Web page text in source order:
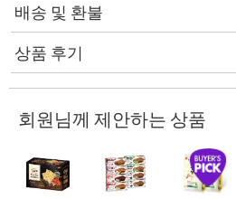
배송 및 환불
상품 후기
회원님께 제안하는 상품